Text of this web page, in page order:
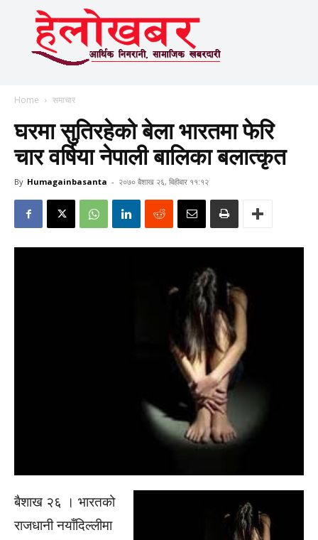
Home समाचार
घरमा सुतिरहेको बेला भारतमा फेरि
चार वर्षिया नेपाली बालिका बलात्कृत
By Humagainbasanta - २०७० बैशाख २६, बिहीबार ११:१२
बैशाख २६ । भारतको
राजधानी नयाँदिल्लीमा